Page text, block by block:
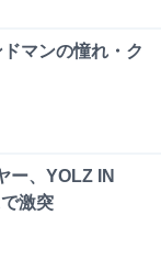
マンの憧れ・ク
ー、YOLZ IN
激突